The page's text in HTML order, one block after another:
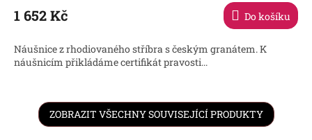
1 652 Kč Do košíku
Náušnice z rhodiovaného stříbra s českým granátem. K
náušnicím přikládáme certifikát pravosti...
ZOBRAZIT VŠECHNY SOUVISEJÍCÍ PRODUKTY